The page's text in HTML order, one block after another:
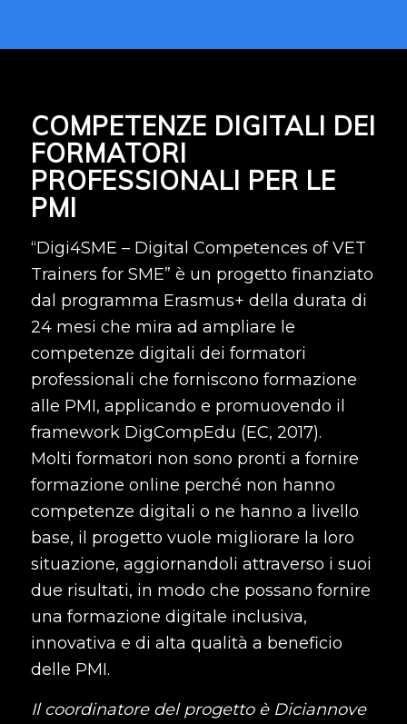
COMPETENZE DIGITALI DEI
FORMATORI
PROFESSIONALI PER LE
PMI
“Digi4SME – Digital Competences of VET
Trainers for SME” è un progetto finanziato
dal programma Erasmus+ della durata di
24 mesi che mira ad ampliare le
competenze digitali dei formatori
professionali che forniscono formazione
alle PMI, applicando e promuovendo il
framework DigCompEdu (EC, 2017).
Molti formatori non sono pronti a fornire
formazione online perché non hanno
competenze digitali o ne hanno a livello
base, il progetto vuole migliorare la loro
situazione, aggiornandoli attraverso i suoi
due risultati, in modo che possano fornire
una formazione digitale inclusiva,
innovativa e di alta qualità a beneficio
delle PMI.
Il coordinatore del progetto è Diciannove